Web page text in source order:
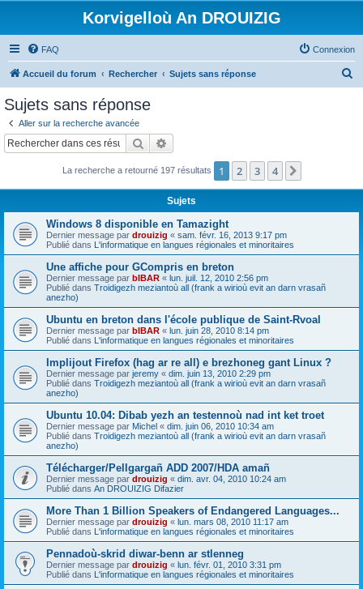
Korvigelloù An DROUIZIG
FAQ Connexion
Accueil du forum Rechercher Sujets sans réponse
c
Sujets sans réponse
Aller sur la recherche avancée
Rechercher
La recherche a retourné 197 résultats 1 2 3 4
Sujets
Windows 8 disponible en Tamazight
Dernier message par drouizig « sam. févr. 16, 2013 9:17 pm
Publié dans L'informatique en langues régionales et minoritaires
Une affiche pour GCompris en breton
Dernier message par bIBAR « lun. juil. 12, 2010 2:56 pm
Publié dans Troidigezh meziantoù all (frank a wirioù evit an darn vrasañ
anezho)
Ubuntu en breton dans l'école publique de Saint-Rvoal
Dernier message par bIBAR « lun. juin 28, 2010 8:14 pm
Publié dans L'informatique en langues régionales et minoritaires
Implijout Firefox (hag ar re all) e brezhoneg gant Linux ?
Dernier message par jeremy « dim. juin 13, 2010 2:29 pm
Publié dans Troidigezh meziantoù all (frank a wirioù evit an darn vrasañ
anezho)
Ubuntu 10.04: Dibab yezh an testennoù nad int ket troet
Dernier message par Michel « dim. juin 06, 2010 10:34 am
Publié dans Troidigezh meziantoù all (frank a wirioù evit an darn vrasañ
anezho)
Télécharger/Pellgargañ ADD 2007/HDA amañ
Dernier message par drouizig « dim. avr. 04, 2010 10:24 am
Publié dans An DROUIZIG Difazier
More Than 1 Billion Speakers of Endangered Languages...
Dernier message par drouizig « lun. mars 08, 2010 11:17 am
Publié dans L'informatique en langues régionales et minoritaires
Pennadoù-skrid diwar-benn ar stlenneg
Dernier message par drouizig « lun. févr. 01, 2010 3:31 pm
Publié dans L'informatique en langues régionales et minoritaires